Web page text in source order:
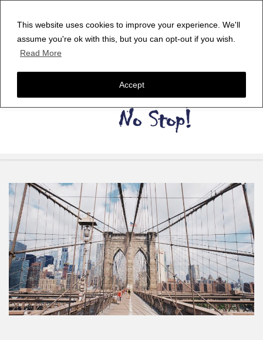
This website uses cookies to improve your experience. We'll
assume you're ok with this, but you can opt-out if you wish.
Read More
Accept